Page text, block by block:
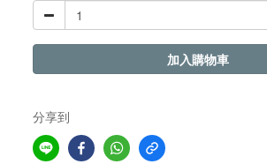
加入購物車
分享到